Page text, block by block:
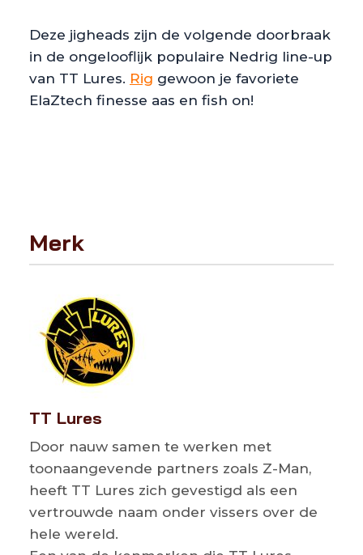
Deze jigheads zijn de volgende doorbraak
in de ongelooflijk populaire Nedrig line-up
van TT Lures. Rig gewoon je favoriete
ElaZtech finesse aas en fish on!
Merk
TT Lures
Door nauw samen te werken met
toonaangevende partners zoals Z-Man,
heeft TT Lures zich gevestigd als een
vertrouwde naam onder vissers over de
hele wereld.